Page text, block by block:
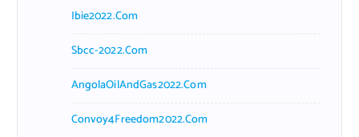
Ibie2022.com
Sbcc-2022.com
AngolaOilAndGas2022.com
Convoy4Freedom2022.com